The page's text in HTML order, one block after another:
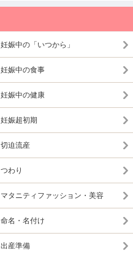
妊娠中の「いつから」
妊娠中の食事
妊娠中の健康
妊娠超初期
切迫流産
つわり
マタニティファッション・美容
命名・名付け
出産準備